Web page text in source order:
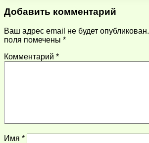
Добавить комментарий
Ваш адрес email не будет опубликован.
поля помечены *
Комментарий *
Имя *